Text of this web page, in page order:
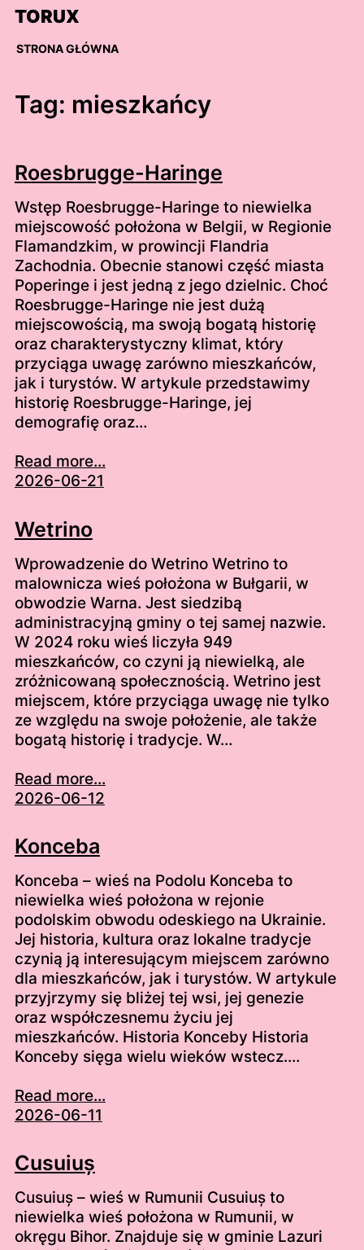
Skip
content
TORUX
STRONA GŁÓWNA
Tag: mieszkańcy
Roesbrugge-Haringe
Wstęp Roesbrugge-Haringe to niewielka
miejscowość położona w Belgii, w Regionie
Flamandzkim, w prowincji Flandria
Zachodnia. Obecnie stanowi część miasta
Poperinge i jest jedną z jego dzielnic. Choć
Roesbrugge-Haringe nie jest dużą
miejscowością, ma swoją bogatą historię
oraz charakterystyczny klimat, który
przyciąga uwagę zarówno mieszkańców,
jak i turystów. W artykule przedstawimy
historię Roesbrugge-Haringe, jej
demografię oraz…
Read more...
2026-06-21
Wetrino
Wprowadzenie do Wetrino Wetrino to
malownicza wieś położona w Bułgarii, w
obwodzie Warna. Jest siedzibą
administracyjną gminy o tej samej nazwie.
W 2024 roku wieś liczyła 949
mieszkańców, co czyni ją niewielką, ale
zróżnicowaną społecznością. Wetrino jest
miejscem, które przyciąga uwagę nie tylko
ze względu na swoje położenie, ale także
bogatą historię i tradycje. W…
Read more...
2026-06-12
Konceba
Konceba – wieś na Podolu Konceba to
niewielka wieś położona w rejonie
podolskim obwodu odeskiego na Ukrainie.
Jej historia, kultura oraz lokalne tradycje
czynią ją interesującym miejscem zarówno
dla mieszkańców, jak i turystów. W artykule
przyjrzymy się bliżej tej wsi, jej genezie
oraz współczesnemu życiu jej
mieszkańców. Historia Konceby Historia
Konceby sięga wielu wieków wstecz.…
Read more...
2026-06-11
Cusuiuș
Cusuiuș – wieś w Rumunii Cusuiuș to
niewielka wieś położona w Rumunii, w
okręgu Bihor. Znajduje się w gminie Lazuri